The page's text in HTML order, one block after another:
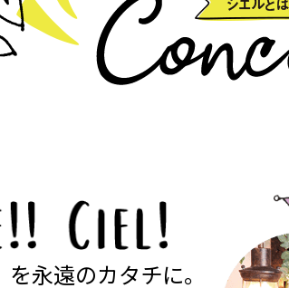
を永遠のカタチに。